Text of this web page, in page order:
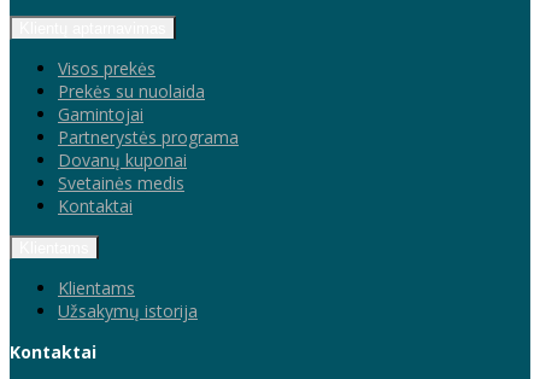
Visos prekės
Prekės su nuolaida
Gamintojai
Partnerystės programa
Dovanų kuponai
Svetainės medis
Kontaktai
Klientams
Užsakymų istorija
Kontaktai